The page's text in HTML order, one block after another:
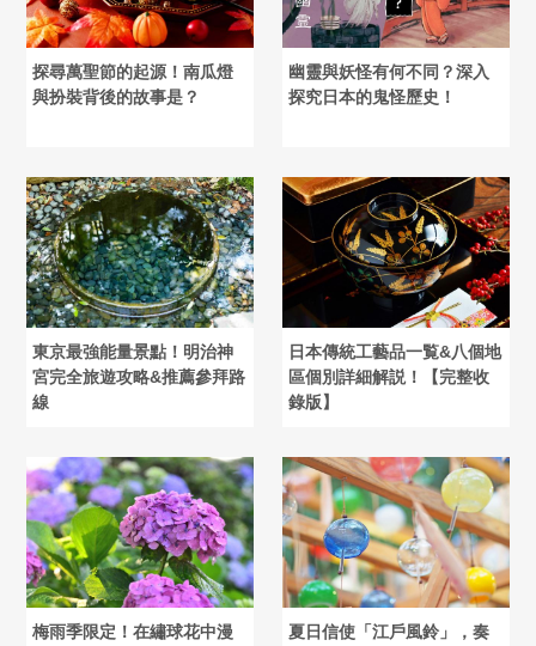
探尋萬聖節的起源！南瓜燈
與扮裝背後的故事是？
幽靈與妖怪有何不同？深入
探究日本的鬼怪歷史！
東京最強能量景點！明治神
宮完全旅遊攻略&推薦參拜路
線
日本傳統工藝品一覧&八個地
區個別詳細解説！【完整收
錄版】
梅雨季限定！在繡球花中漫
夏日信使「江戶風鈴」，奏